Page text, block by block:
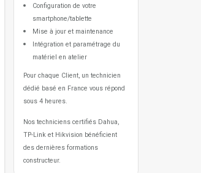
Configuration de votre
smartphone/tablette
Mise à jour et maintenance
Intégration et paramétrage du
matériel en atelier
Pour chaque Client, un technicien
dédié basé en France vous répond
sous 4 heures.
Nos techniciens certifiés Dahua,
TP-Link et Hikvision bénéficient
des dernières formations
constructeur.